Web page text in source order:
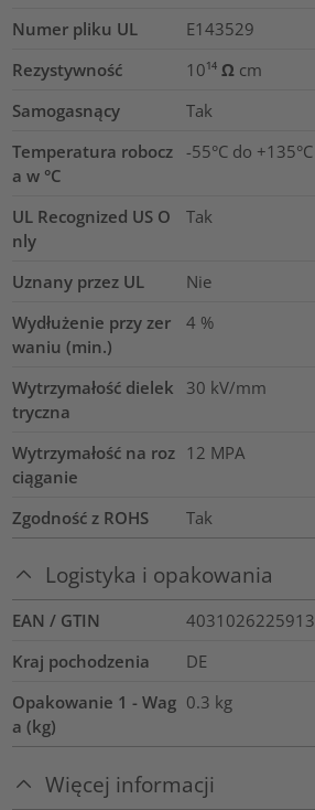
Numer pliku UL
E143529
Rezystywność
10¹⁴ Ω cm
Samogasnący
Tak
Temperatura robocz
a w °C
-55°C do +135°C
UL Recognized US O
nly
Tak
Uznany przez UL
Nie
Wydłużenie przy zer
waniu (min.)
4 %
Wytrzymałość dielek
tryczna
30 kV/mm
Wytrzymałość na roz
ciąganie
12 MPA
Zgodność z ROHS Tak
Logistyka i opakowania
EAN / GTIN
4031026225913
Kraj pochodzenia
DE
Opakowanie 1 - Wag
a (kg)
0.3 kg
Więcej informacji